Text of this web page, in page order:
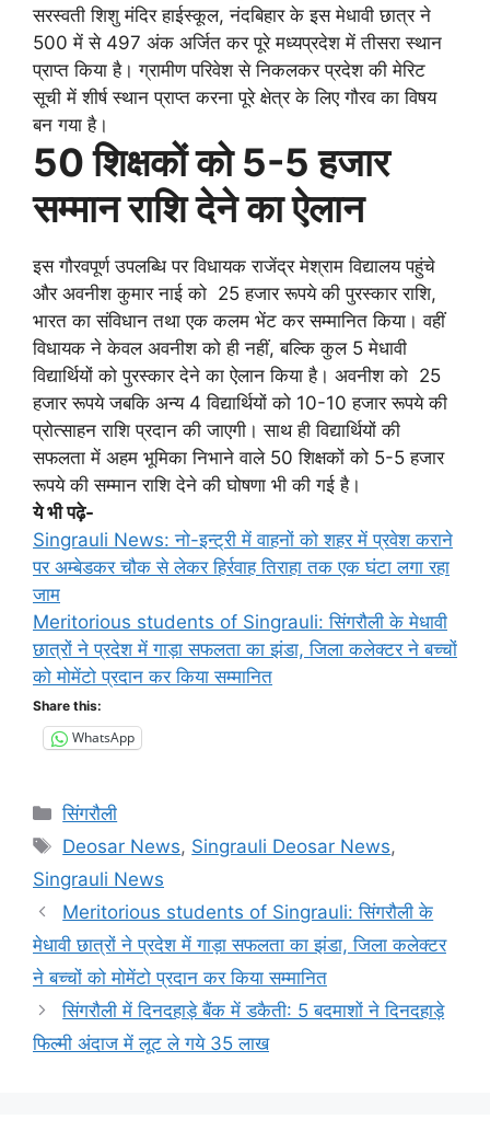
सरस्वती शिशु मंदिर हाईस्कूल, नंदबिहार के इस मेधावी छात्र ने
500 में से 497 अंक अर्जित कर पूरे मध्यप्रदेश में तीसरा स्थान
प्राप्त किया है। ग्रामीण परिवेश से निकलकर प्रदेश की मेरिट
सूची में शीर्ष स्थान प्राप्त करना पूरे क्षेत्र के लिए गौरव का विषय
बन गया है।
50 शिक्षकों को 5-5 हजार
सम्मान राशि देने का ऐलान
इस गौरवपूर्ण उपलब्धि पर विधायक राजेंद्र मेश्राम विद्यालय पहुंचे
और अवनीश कुमार नाई को 25 हजार रूपये की पुरस्कार राशि,
भारत का संविधान तथा एक कलम भेंट कर सम्मानित किया। वहीं
विधायक ने केवल अवनीश को ही नहीं, बल्कि कुल 5 मेधावी
विद्यार्थियों को पुरस्कार देने का ऐलान किया है। अवनीश को 25
हजार रूपये जबकि अन्य 4 विद्यार्थियों को 10-10 हजार रूपये की
प्रोत्साहन राशि प्रदान की जाएगी। साथ ही विद्यार्थियों की
सफलता में अहम भूमिका निभाने वाले 50 शिक्षकों को 5-5 हजार
रूपये की सम्मान राशि देने की घोषणा भी की गई है।
ये भी पढ़े-
Singrauli News: नो-इन्ट्री में वाहनों को शहर में प्रवेश कराने
पर अम्बेडकर चौक से लेकर हिर्रवाह तिराहा तक एक घंटा लगा रहा
जाम
Meritorious students of Singrauli: सिंगरौली के मेधावी
छात्रों ने प्रदेश में गाड़ा सफलता का झंडा, जिला कलेक्टर ने बच्चों
को मोमेंटो प्रदान कर किया सम्मानित
Share this:
WhatsApp
Categories
सिंगरौली
Tags
Deosar News, Singrauli Deosar News,
Singrauli News
Meritorious students of Singrauli: सिंगरौली के
मेधावी छात्रों ने प्रदेश में गाड़ा सफलता का झंडा, जिला कलेक्टर
ने बच्चों को मोमेंटो प्रदान कर किया सम्मानित
सिंगरौली में दिनदहाड़े बैंक में डकैती: 5 बदमाशों ने दिनदहाड़े
फिल्मी अंदाज में लूट ले गये 35 लाख